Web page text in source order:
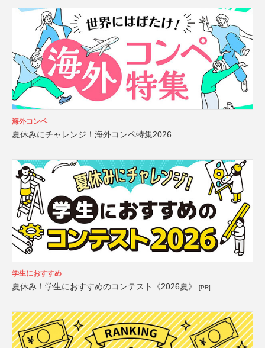
海外コンペ
夏休みにチャレンジ！海外コンペ特集2026
学生におすすめ
夏休み！学生におすすめのコンテスト《2026夏》 [PR]